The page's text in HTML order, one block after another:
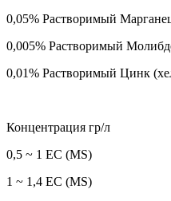
0,05% Растворимый
0,005% Растворимый
0,01% Растворимый Цинк
Концентрация гр/л
0,5 ~ 1 ЕС (MS)
1 ~ 1,4 ЕС (MS)